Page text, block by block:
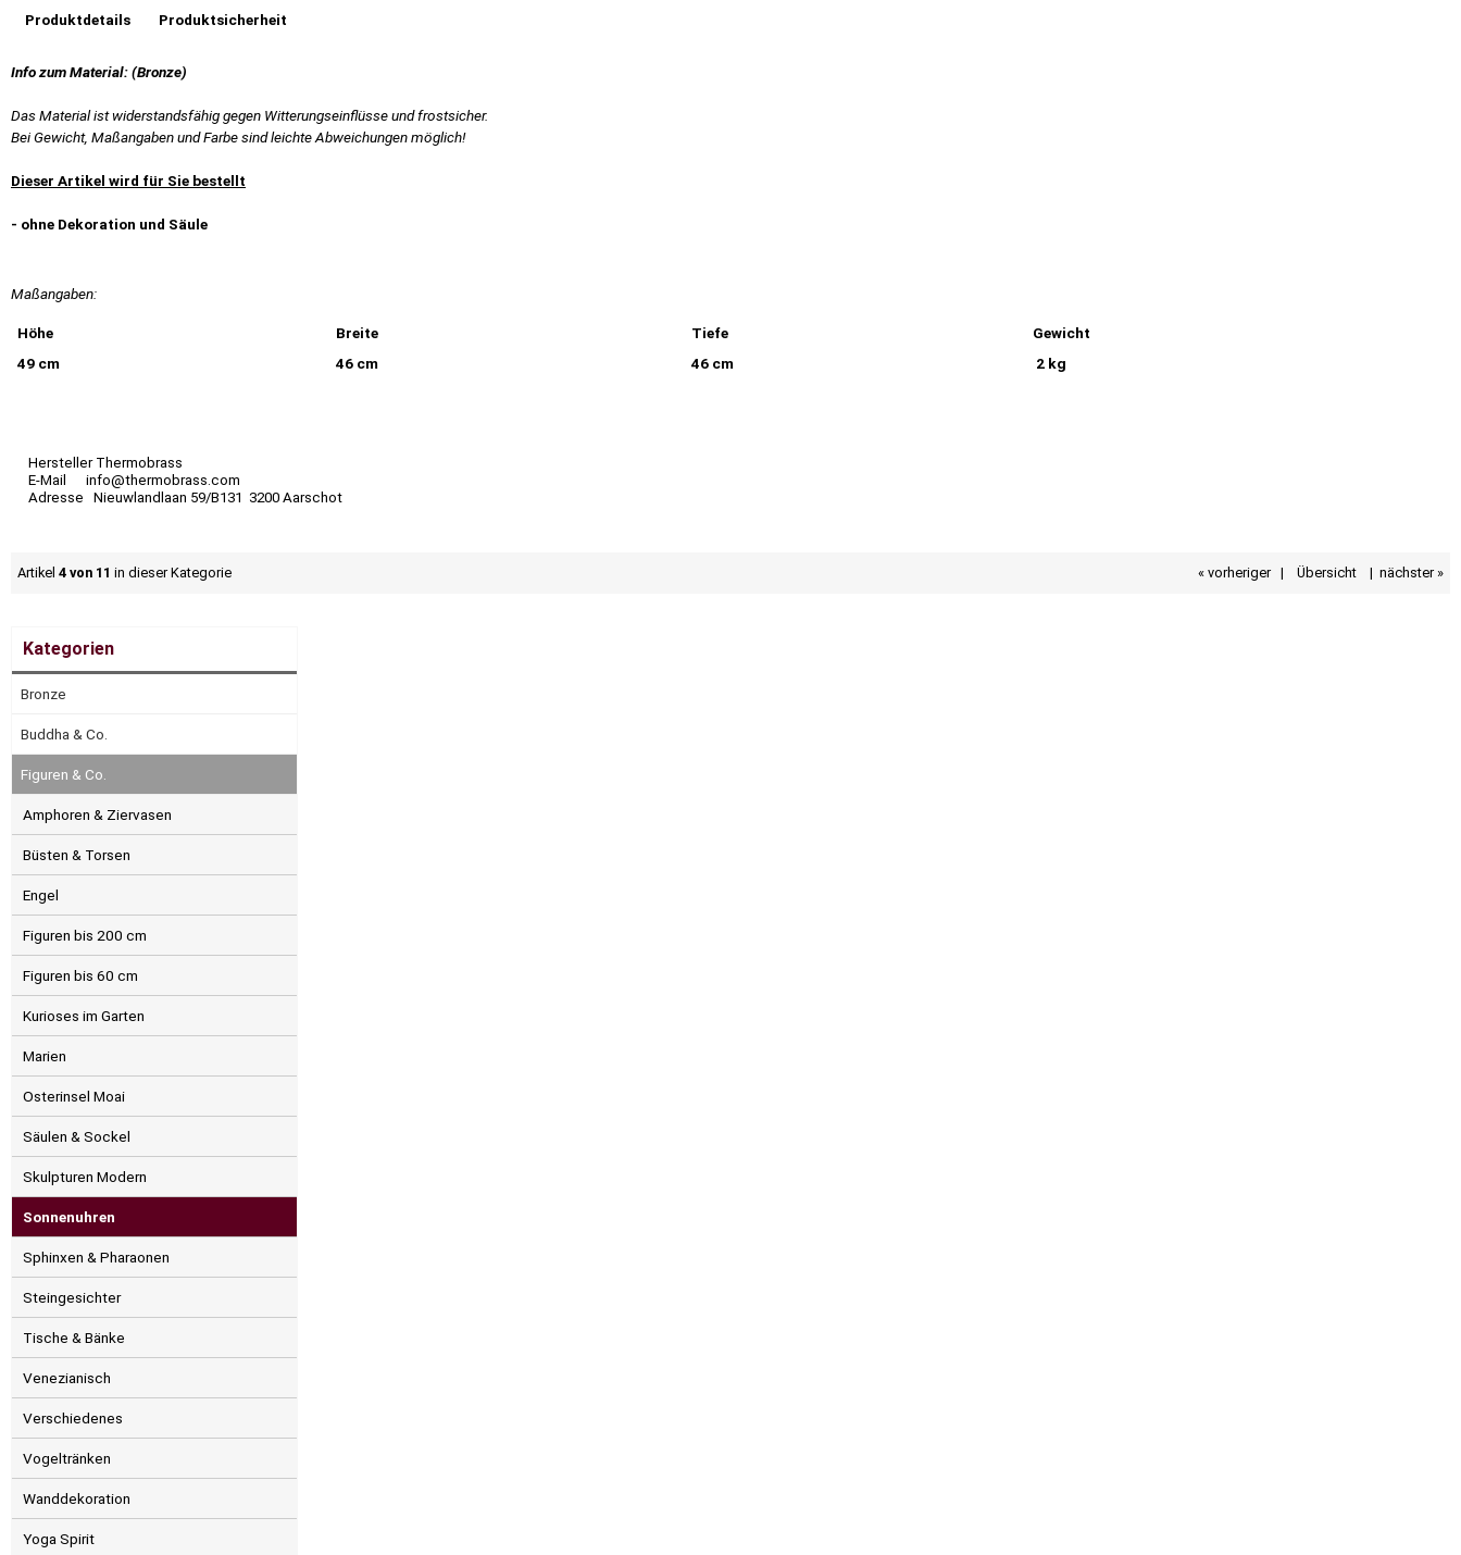
Produktdetails Produktsicherheit
Info zum Material: (Bronze)
Das Material ist widerstandsfähig gegen Witterungseinflüsse und frostsicher.
Bei Gewicht, Maßangaben und Farbe sind leichte Abweichungen möglich!
Dieser Artikel wird für Sie bestellt
- ohne Dekoration und Säule
Maßangaben:
Höhe Breite Tiefe
Gewicht
49 cm
46 cm 46 cm 2 kg
Hersteller Thermobrass
E-Mail info@thermobrass.com
Adresse Nieuwlandlaan 59/B131 3200 Aarschot
Artikel 4 von 11 in dieser Kategorie « vorheriger| Übersicht | nächster »
Kategorien
Bronze
Buddha & Co.
Figuren & Co.
Amphoren & Ziervasen
Büsten & Torsen
Engel
Figuren bis 200 cm
Figuren bis 60 cm
Kurioses im Garten
Marien
Osterinsel Moai
Säulen & Sockel
Skulpturen Modern
Sonnenuhren
Sphinxen & Pharaonen
Steingesichter
Tische & Bänke
Venezianisch
Verschiedenes
Vogeltränken
Wanddekoration
Yoga Spirit